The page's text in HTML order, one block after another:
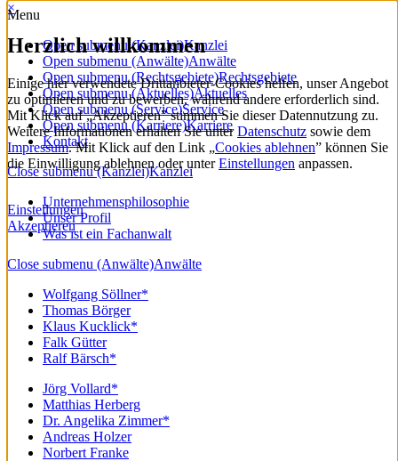
Menu
Open submenu (Kanzlei)Kanzlei
Open submenu (Anwälte)Anwälte
Open submenu (Rechtsgebiete)Rechtsgebiete
Open submenu (Aktuelles)Aktuelles
Open submenu (Service)Service
Open submenu (Karriere)Karriere
Kontakt
Close submenu (Kanzlei)Kanzlei
Unternehmensphilosophie
Unser Profil
Was ist ein Fachanwalt
Close submenu (Anwälte)Anwälte
Wolfgang Söllner*
Thomas Börger
Klaus Kucklick*
Falk Gütter
Ralf Bärsch*
Jörg Vollard*
Matthias Herberg
Dr. Angelika Zimmer*
Andreas Holzer
Norbert Franke
×
Herzlich willkommen
Einige hier verwendete Drittanbieter-Cookies helfen, unser Angebot
zu optimieren und zu bewerben, während andere erforderlich sind.
Mit Klick auf „Akzeptieren” stimmen Sie dieser Datennutzung zu.
Weitere Informationen erhalten Sie unterDatenschutz sowie dem
Impressum. Mit Klick auf den Link „Cookies ablehnen” können Sie
die Einwilligung ablehnen oder unterEinstellungen anpassen.
Einstellungen
Akzeptieren